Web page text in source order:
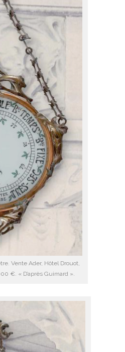
Vente Ader, Hôtel Drouot,
€. « D’après Guimard ».